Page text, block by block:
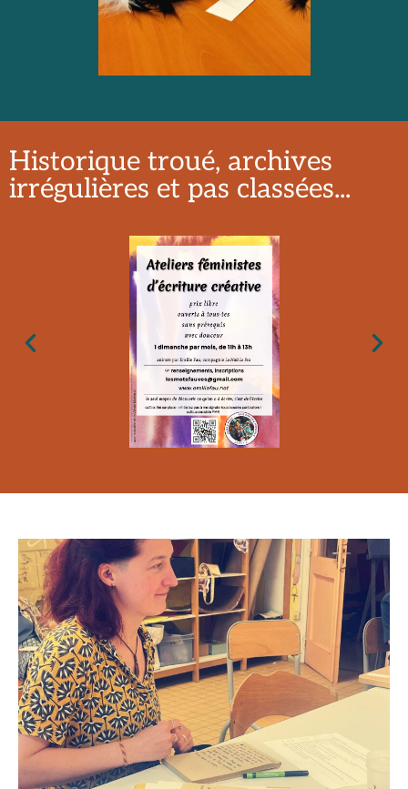
Historique troué, archives
irrégulières et pas classées...